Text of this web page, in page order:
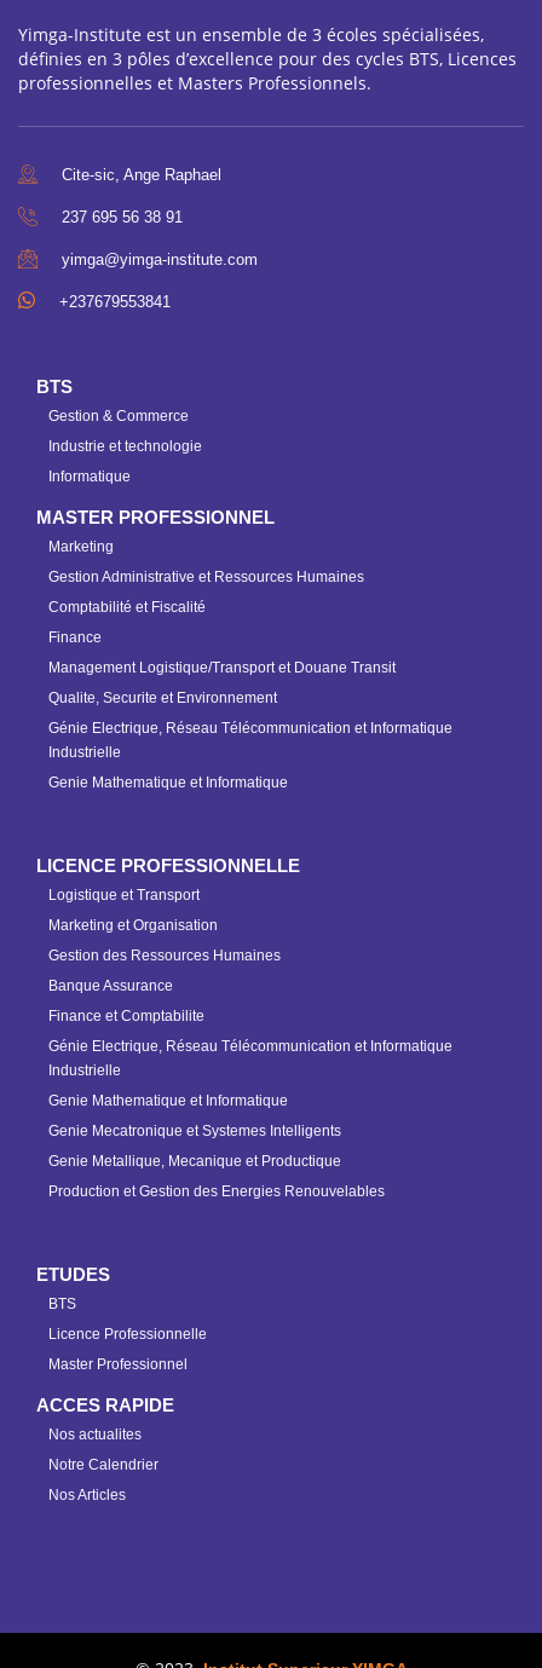
Yimga-Institute est un ensemble de 3 écoles spécialisées,
définies en 3 pôles d’excellence pour des cycles BTS, Licences
professionnelles et Masters Professionnels.
Cite-sic, Ange Raphael
237 695 56 38 91
yimga@yimga-institute.com
+237679553841
BTS
Gestion & Commerce
Industrie et technologie
Informatique
MASTER PROFESSIONNEL
Marketing
Gestion Administrative et Ressources Humaines
Comptabilité et Fiscalité
Finance
Management Logistique/Transport et Douane Transit
Qualite, Securite et Environnement
Génie Electrique, Réseau Télécommunication et Informatique
Industrielle
Genie Mathematique et Informatique
LICENCE PROFESSIONNELLE
Logistique et Transport
Marketing et Organisation
Gestion des Ressources Humaines
Banque Assurance
Finance et Comptabilite
Génie Electrique, Réseau Télécommunication et Informatique
Industrielle
Genie Mathematique et Informatique
Genie Mecatronique et Systemes Intelligents
Genie Metallique, Mecanique et Productique
Production et Gestion des Energies Renouvelables
ETUDES
BTS
Licence Professionnelle
Master Professionnel
ACCES RAPIDE
Nos actualites
Notre Calendrier
Nos Articles